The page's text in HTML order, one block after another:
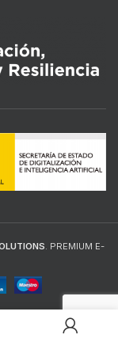
. PREMIUM E-